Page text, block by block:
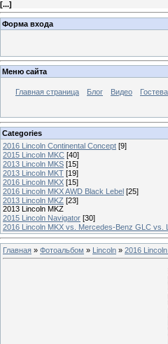
[...]
Форма входа
Меню сайта
Главная страница Блог Видео
Categories
2016 Lincoln Continental Concept [9]
2015 Lincoln MKC [40]
2013 Lincoln MKS [15]
2013 Lincoln MKT [19]
2016 Lincoln MKX [15]
2016 Lincoln MKX AWD Black Lebel [25]
2013 Lincoln MKZ [23]
2013 Lincoln MKZ
2015 Lincoln Navigator [30]
2016 Lincoln MKX vs. Mercedes-Benz GLC vs.
Главная » Фотоальбом » Lincoln » 2016